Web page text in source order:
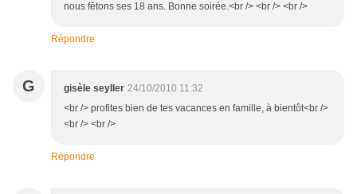
nous fêtons ses 18 ans. Bonne soirée.<br /> <br /> <br />
Répondre
G gisèle seyller 24/10/2010 11:32
<br /> profites bien de tes vacances en famille, à bientôt<br />
<br /> <br />
Répondre